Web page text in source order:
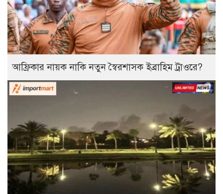
আফ্রিকার নায়ক নাকি নতুন স্বৈরশাসক ইব্রাহিম ট্রাওরে?